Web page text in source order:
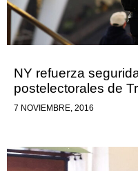
NY refuerza
postelectorales de
7 NOVIEMBRE, 2016